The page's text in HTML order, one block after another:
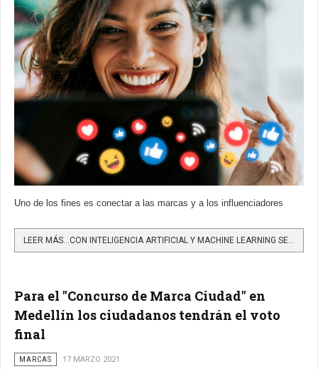
Uno de los fines es conectar a las marcas y a los influenciadores
Para el "Concurso de Marca Ciudad" en
Medellín los ciudadanos tendrán el voto
final
MARCAS 17 MARZO 2021